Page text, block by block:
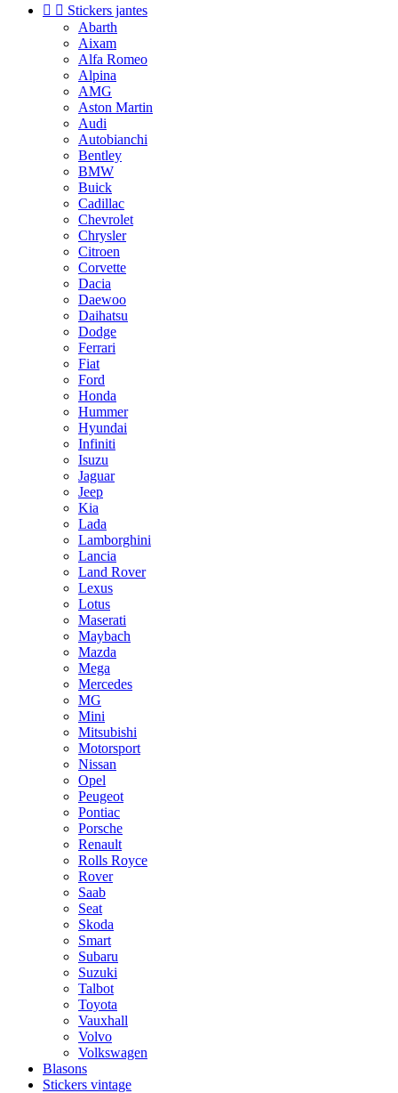
  Stickers jantes
Abarth
Aixam
Alfa Romeo
Alpina
AMG
Aston Martin
Audi
Autobianchi
Bentley
BMW
Buick
Cadillac
Chevrolet
Chrysler
Citroen
Corvette
Dacia
Daewoo
Daihatsu
Dodge
Ferrari
Fiat
Ford
Honda
Hummer
Hyundai
Infiniti
Isuzu
Jaguar
Jeep
Kia
Lada
Lamborghini
Lancia
Land Rover
Lexus
Lotus
Maserati
Maybach
Mazda
Mega
Mercedes
MG
Mini
Mitsubishi
Motorsport
Nissan
Opel
Peugeot
Pontiac
Porsche
Renault
Rolls Royce
Rover
Saab
Seat
Skoda
Smart
Subaru
Suzuki
Talbot
Toyota
Vauxhall
Volvo
Volkswagen
Blasons
Stickers vintage